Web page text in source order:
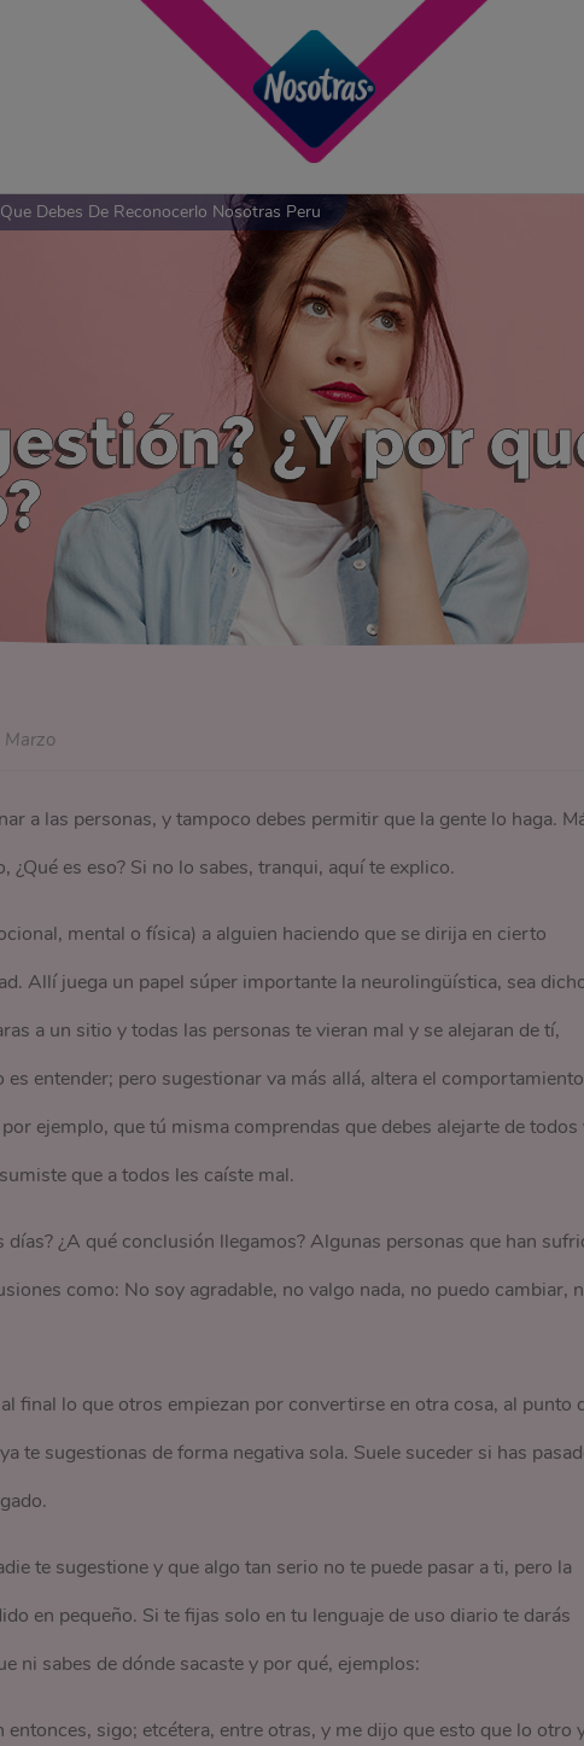
¿Y por
Debes De Reconocerlo Nosotras Peru
Marzo
a las personas, y tampoco debes permitir que la gente lo haga.
es eso? Si no lo sabes, tranqui, aquí te explico.
mental o física) a alguien haciendo que se dirija en cierto
Allí juega un papel súper importante la neurolingüística, sea
a un sitio y todas las personas te vieran mal y se alejaran de tí,
es entender; pero sugestionar va más allá, altera el comportamiento
ejemplo, que tú misma comprendas que debes alejarte de todos
que a todos les caíste mal.
¿A qué conclusión llegamos? Algunas personas que han
como: No soy agradable, no valgo nada, no puedo cambiar,
final lo que otros empiezan por convertirse en otra cosa, al punto
te sugestionas de forma negativa sola. Suele suceder si has
te sugestione y que algo tan serio no te puede pasar a ti, pero la
en pequeño. Si te fijas solo en tu lenguaje de uso diario te darás
ni sabes de dónde sacaste y por qué, ejemplos:
entonces, sigo; etcétera, entre otras, y me dijo que esto que lo otro